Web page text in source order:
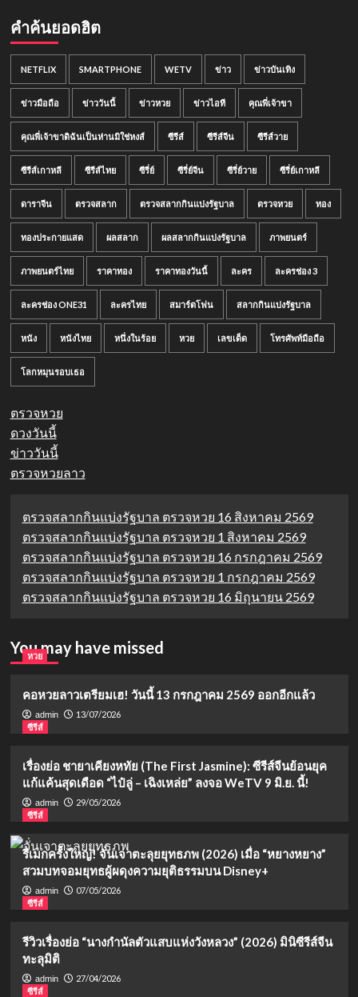
คำค้นยอดฮิต
NETFLIX SMARTPHONE WETV ข่าว ข่าวบันเทิง
ข่าวมือถือ ข่าววันนี้ ข่าวหวย ข่าวไอที คุณพี่เจ้าขา
คุณพี่เจ้าขาดิฉันเป็นห่านมิใช่หงส์ ซีรีส์ ซีรีส์จีน ซีรีส์วาย
ซีรีส์เกาหลี ซีรีส์ไทย ซีรี่ย์ ซีรี่ย์จีน ซีรี่ย์วาย ซีรี่ย์เกาหลี
ดาราจีน ตรวจสลาก ตรวจสลากกินแบ่งรัฐบาล ตรวจหวย ทอง
ทองประกายแสด ผลสลาก ผลสลากกินแบ่งรัฐบาล ภาพยนตร์
ภาพยนตร์ไทย ราคาทอง ราคาทองวันนี้ ละคร ละครช่อง 3
ละครช่อง ONE31 ละครไทย สมาร์ตโฟน สลากกินแบ่งรัฐบาล
หนัง หนังไทย หนึ่งในร้อย หวย เลขเด็ด โทรศัพท์มือถือ
โลกหมุนรอบเธอ
ตรวจหวย
ดวงวันนี้
ข่าววันนี้
ตรวจหวยลาว
ตรวจสลากกินแบ่งรัฐบาล ตรวจหวย 16 สิงหาคม 2569
ตรวจสลากกินแบ่งรัฐบาล ตรวจหวย 1 สิงหาคม 2569
ตรวจสลากกินแบ่งรัฐบาล ตรวจหวย 16 กรกฎาคม 2569
ตรวจสลากกินแบ่งรัฐบาล ตรวจหวย 1 กรกฎาคม 2569
ตรวจสลากกินแบ่งรัฐบาล ตรวจหวย 16 มิถุนายน 2569
You may have missed
หวย
คอหวยลาวเตรียมเฮ! วันนี้ 13 กรกฎาคม 2569 ออกอีกแล้ว
admin
13/07/2026
ซีรีส์
เรื่องย่อ ชายาเคียงหทัย (The First Jasmine): ซีรีส์จีนย้อนยุค
แก้แค้นสุดเดือด “ไป๋ลู่ – เฉิงเหล่ย” ลงจอ WeTV 9 มิ.ย. นี้!
admin
29/05/2026
ซีรีส์
รีเมกครั้งใหญ่! จั่นเจาตะลุยยุทธภพ (2026) เมื่อ “หยางหยาง”
สวมบทจอมยุทธผู้ผดุงความยุติธรรมบน Disney+
admin
07/05/2026
ซีรีส์
รีวิวเรื่องย่อ “นางกำนัลตัวแสบแห่งวังหลวง” (2026) มินิซีรีส์จีน
ทะลุมิติ
admin
27/04/2026
ซีรีส์